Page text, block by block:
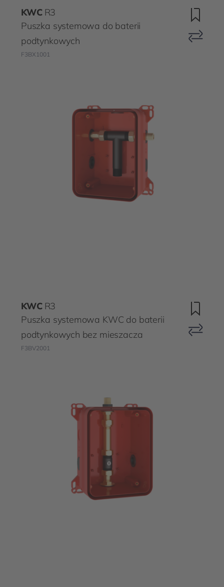
KWC R3
Puszka systemowa do baterii
podtynkowych
F3BX1001
KWC R3
Puszka systemowa KWC do baterii
podtynkowych bez mieszacza
F3BV2001